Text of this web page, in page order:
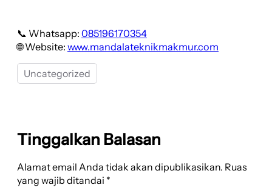
📞 Whatsapp: 085196170354
🌐 Website: www.mandalateknikmakmur.com
Uncategorized
Tinggalkan Balasan
Alamat email Anda tidak akan dipublikasikan. Ruas
yang wajib ditandai *